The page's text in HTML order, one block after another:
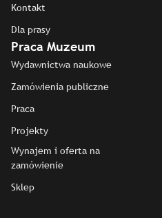
Kontakt
Dla prasy
Praca Muzeum
Wydawnictwa naukowe
Zamówienia publiczne
Praca
Projekty
Wynajem i oferta na
zamówienie
Sklep